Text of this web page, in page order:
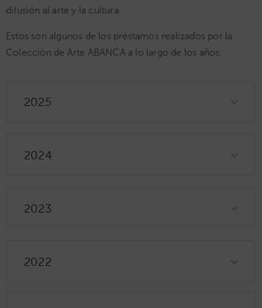
difusión al arte y la cultura.
Estos son algunos de los préstamos realizados por la
Colección de Arte ABANCA a lo largo de los años:
2025
2024
2023
2022